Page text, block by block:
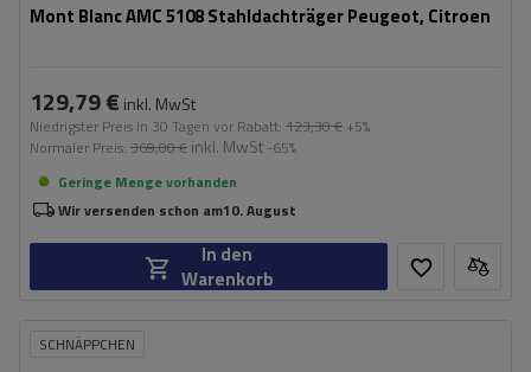
Mont Blanc AMC 5108 Stahldachträger Peugeot, Citroen
129,79 € inkl. MwSt
Niedrigster Preis in 30 Tagen vor Rabatt: 123,30 € +5%
Normaler Preis: 369,00 € inkl. MwSt -65%
Geringe Menge vorhanden
Wir versenden schon am10. August
In den
Warenkorb
SCHNÄPPCHEN